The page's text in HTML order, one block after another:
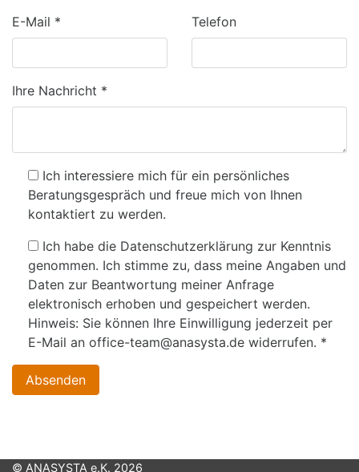
E-Mail * Telefon
Ihre Nachricht *
Ich interessiere mich für ein persönliches
Beratungsgespräch und freue mich von Ihnen
kontaktiert zu werden.
Ich habe die Datenschutzerklärung zur Kenntnis
genommen. Ich stimme zu, dass meine Angaben und
Daten zur Beantwortung meiner Anfrage
elektronisch erhoben und gespeichert werden.
Hinweis: Sie können Ihre Einwilligung jederzeit per
E-Mail an office-team@anasysta.de widerrufen. *
Absenden
© ANASYSTA e.K. 2026